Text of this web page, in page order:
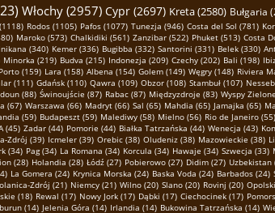
Włochy (2957) Cypr (2697) Kreta (2580) Bułgaria
Rodos (1105) Pafos (1077) Tunezja (946) Costa del Sol (781)
Maroko (573) Chalkidiki (561) Zanzibar (522) Phuket (513) Costa
(340) Kemer (336) Bugibba (332) Santorini (331) Belek (330)
Minorka (219) Budva (215) Indonezja (209) Czechy (202) Bali (198)
Porto (159) Lara (158) Albena (154) Golem (149) Węgry (148) Riviera
(111) Gdańsk (110) Qawra (109) Obzor (108) Stambuł (107)
(88) Świnoujście (87) Rabac (87) Międzyzdroje (83) Wyspy
(67) Warszawa (66) Madryt (66) Sal (65) Mahdia (65) Jamajka (65)
(59) Budapeszt (59) Malediwy (58) Mielno (56) Rio de Janeiro (55)
(45) Zadar (44) Pomorie (44) Białka Tatrzańska (44) Wenecja (43)
Zdrój (39) Icmeler (39) Orebic (38) Oludeniz (38) Mazowieckie (38)
(34) Pag (34) La Romana (34) Korcula (34) Hawaje (34) Szwecja (33)
(28) Holandia (28) Łódź (27) Pobierowo (27) Didim (27) Uzbekistan
La Gomera (24) Krynica Morska (24) Baska Voda (24) Barbados (24)
Zdrój (21) Niemcy (21) Wilno (20) Slano (20) Rovinj (20)
(18) Rewal (17) Nowy Jork (17) Dąbki (17) Ciechocinek (17)
(14) Jelenia Góra (14) Irlandia (14) Bukowina Tatrzańska (14)